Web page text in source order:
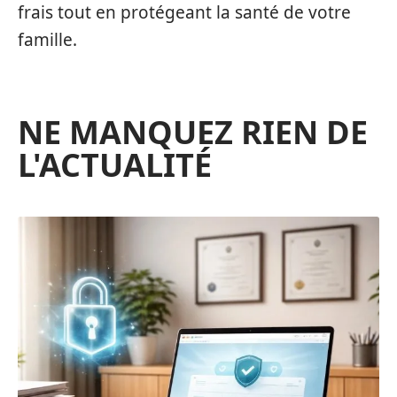
frais tout en protégeant la santé de votre
famille.
NE MANQUEZ RIEN DE
L'ACTUALITÉ